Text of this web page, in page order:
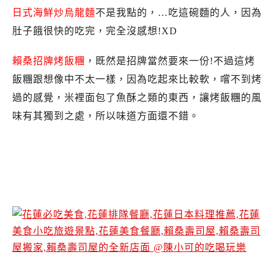
日式海鮮炒烏龍麵不是我點的，…吃這碗麵的人，因為
肚子餓很快的吃完，完全沒感想!XD
賴桑招牌烤飯糰 ，既然是招牌當然要來一份!不過這烤
飯糰跟想像中不太一樣，因為吃起來比較軟，嚐不到烤
過的感覺，米裡面包了魚酥之類的東西，讓烤飯糰的風
味有其獨到之處，所以味道方面還不錯。